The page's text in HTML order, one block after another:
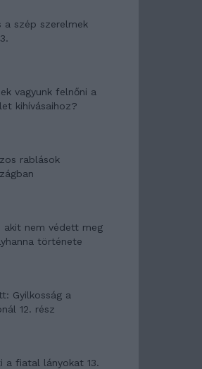
a szép szerelmek
vagyunk felnőni a
kihívásaihoz?
rablások
akit nem védett meg
története
Gyilkosság a
12. rész
a fiatal lányokat 13.